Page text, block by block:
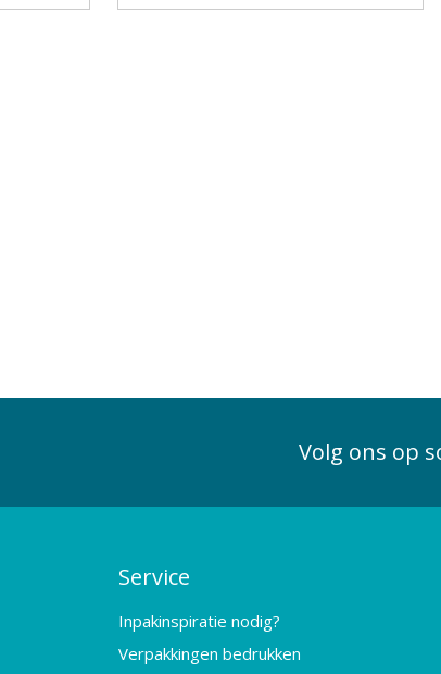
Volg ons op
Service
Inpakinspiratie nodig?
Verpakkingen bedrukken